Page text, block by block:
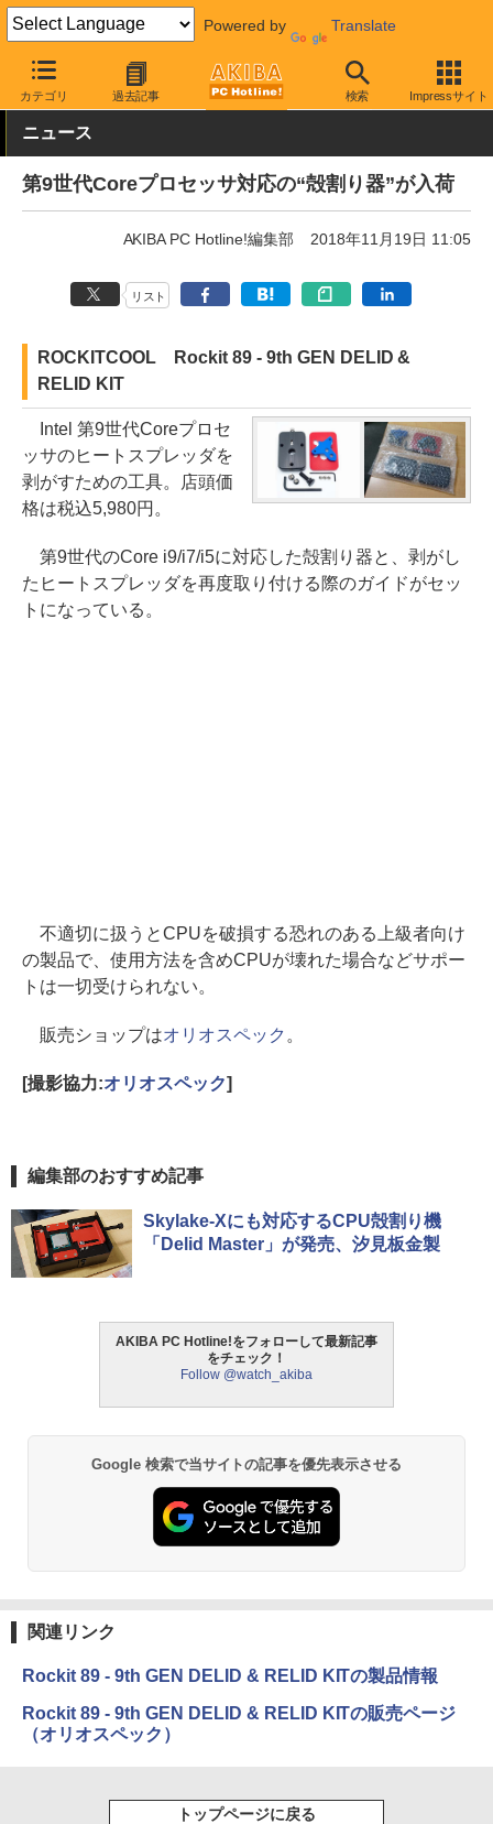
Powered by Translate
カテゴリ 過去記事 検索 Impressサイト
AKIBA PC Hotline! PCパーツ PCパーツその他
ニュース
第9世代Coreプロセッサ対応の“殻割り器”が入荷
AKIBA PC Hotline!編集部 2018年11月19日 11:05
リスト
ROCKITCOOL Rockit 89 - 9th GEN DELID &
RELID KIT
Intel 第9世代Coreプロセ
ッサのヒートスプレッダを
剥がすための工具。店頭価
格は税込5,980円。
第9世代のCore i9/i7/i5に対応した殻割り器と、剥がし
たヒートスプレッダを再度取り付ける際のガイドがセッ
トになっている。
不適切に扱うとCPUを破損する恐れのある上級者向け
の製品で、使用方法を含めCPUが壊れた場合などサポー
トは一切受けられない。
販売ショップはオリオスペック 。
[撮影協力:オリオスペック]
編集部のおすすめ記事
Skylake-Xにも対応するCPU殻割り機
「Delid Master」が発売、汐見板金製
AKIBA PC Hotline!をフォローして最新記事
をチェック！
Follow @watch_akiba
Google 検索で当サイトの記事を優先表示させる
関連リンク
Rockit 89 - 9th GEN DELID & RELID KITの製品情報
Rockit 89 - 9th GEN DELID & RELID KITの販売ページ
（オリオスペック）
トップページに戻る